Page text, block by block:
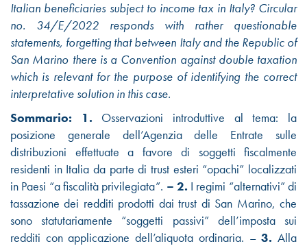
Italian beneficiaries subject to income tax in Italy? Circular
no. 34/E/2022 responds with rather questionable
statements, forgetting that between Italy and the Republic of
San Marino there is a Convention against double taxation
which is relevant for the purpose of identifying the correct
interpretative solution in this case.
Sommario: 1. Osservazioni introduttive al tema: la
posizione generale dell’Agenzia delle Entrate sulle
distribuzioni effettuate a favore di soggetti fiscalmente
residenti in Italia da parte di trust esteri “opachi” localizzati
in Paesi “a fiscalità privilegiata”. – 2. I regimi “alternativi” di
tassazione dei redditi prodotti dai trust di San Marino, che
sono statutariamente “soggetti passivi” dell’imposta sui
redditi con applicazione dell’aliquota ordinaria. –3.Alla